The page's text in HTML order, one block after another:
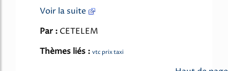
Voir la suite
Par : CETELEM
Thèmes liés : vtc prix taxi